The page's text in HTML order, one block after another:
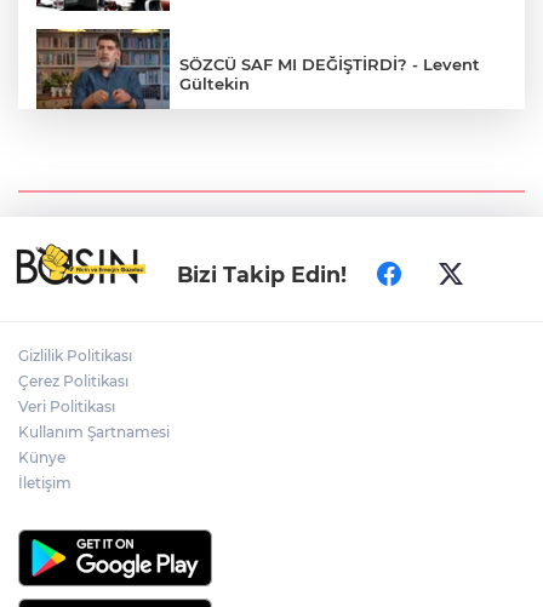
SÖZCÜ SAF MI DEĞİŞTİRDİ? - Levent
Gültekin
Piçhane | Evvel Zaman İçinde İzmir
Bizi Takip Edin!
Gizlilik Politikası
Çerez Politikası
Veri Politikası
Kullanım Şartnamesi
Künye
İletişim